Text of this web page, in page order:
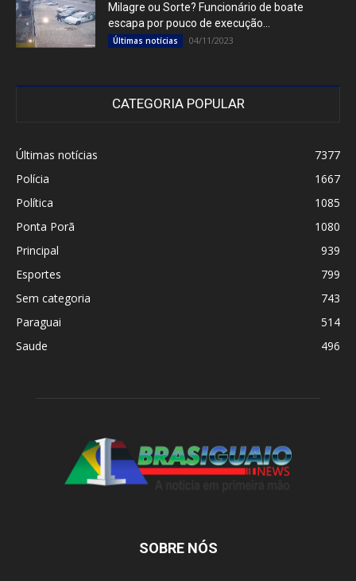
Milagre ou Sorte? Funcionário de boate
escapa por pouco de execução...
Últimas notícias 04/11/2023
CATEGORIA POPULAR
Últimas notícias
7377
Polícia
1667
Política
1085
Ponta Porã
1080
Principal
939
Esportes
799
Sem categoria
743
Paraguai
514
Saude
496
SOBRE NÓS